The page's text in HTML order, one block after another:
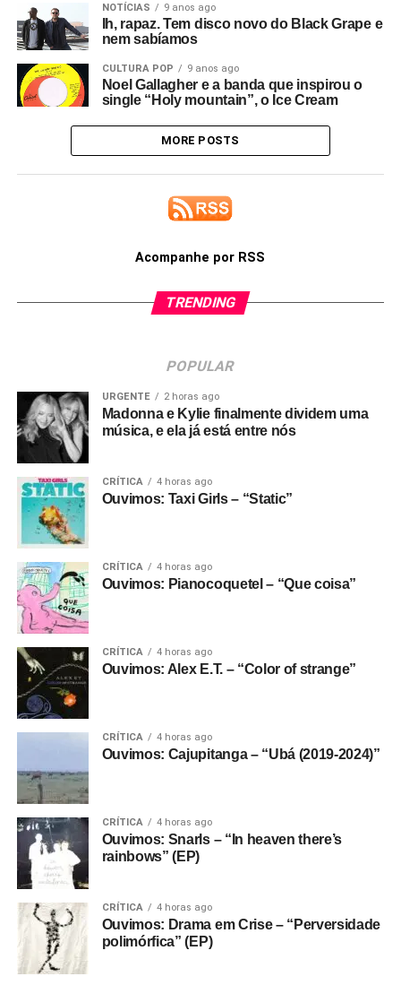
NOTÍCIAS 9 anos ago
Ih, rapaz. Tem disco novo do Black Grape e
nem sabíamos
CULTURA POP 9 anos ago
Noel Gallagher e a banda que inspirou o
single “Holy mountain”, o Ice Cream
MORE POSTS
Acompanhe por RSS
TRENDING
POPULAR
URGENTE 2 horas ago
Madonna e Kylie finalmente dividem uma
música, e ela já está entre nós
CRÍTICA 4 horas ago
Ouvimos: Taxi Girls – “Static”
CRÍTICA 4 horas ago
Ouvimos: Pianocoquetel – “Que coisa”
CRÍTICA 4 horas ago
Ouvimos: Alex E.T. – “Color of strange”
CRÍTICA 4 horas ago
Ouvimos: Cajupitanga – “Ubá (2019-2024)”
CRÍTICA 4 horas ago
Ouvimos: Snarls – “In heaven there’s
rainbows” (EP)
CRÍTICA 4 horas ago
Ouvimos: Drama em Crise – “Perversidade
polimórfica” (EP)